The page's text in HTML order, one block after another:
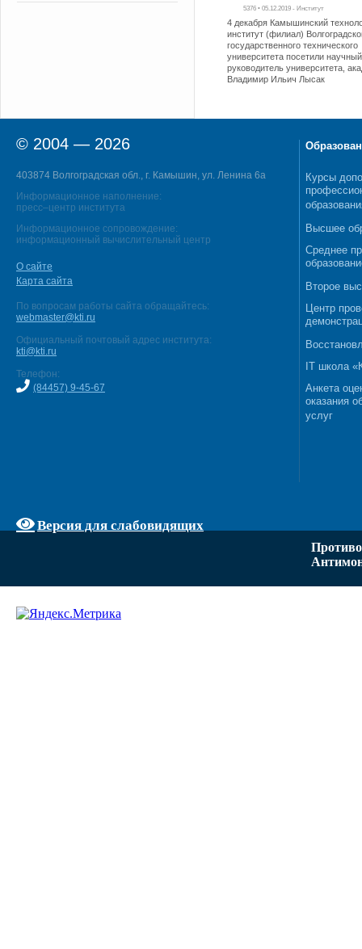
5376 • 05.12.2019 - Институт
4 декабря Камышинский
институт (филиал)
государственного технического
университета посетили научный
руководитель университета,
Владимир Ильич Лысак
© 2004 — 2026
403874 Волгоградская обл., г. Камышин, ул. Ленина 6а
Информационное наполнение:
пресс–центр института
Информационное сопровождение:
информационный вычислительный центр
О сайте
Карта сайта
По вопросам работы сайта обращайтесь:
webmaster@kti.ru
Официальный почтовый адрес института:
kti@kti.ru
Телефон:
(84457) 9-45-67
Версия для слабовидящих
Курсы
Высшее
Среднее
Второе
Центр
IT школа
Анкета
оказания
услуг